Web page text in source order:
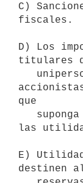
C)
fiscales.
D) Los
titulares
que
las
E)
destinen